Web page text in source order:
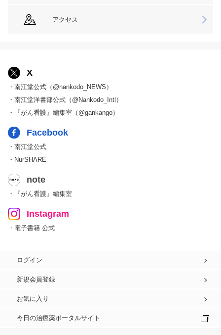
アクセス
X
・南江堂公式（@nankodo_NEWS）
・南江堂洋書部公式（@Nankodo_Intl）
・『がん看護』編集室（@gankango）
Facebook
・南江堂公式
・NurSHARE
note
・『がん看護』編集室
Instagram
・電子書籍 公式
ログイン
新規会員登録
お気に入り
今日の治療薬ポータルサイト